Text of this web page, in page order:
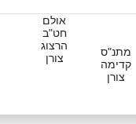
מתנ"ס
קדימה
צורן
אולם
חט"ב
הרצוג
צורן